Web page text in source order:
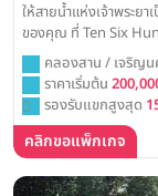
ให้สายน้ำแห่งเจ้าพระย
ของคุณ ที่ Ten Six
ประสบการณ์การจัดงาน
ในสวนสวยริมน้ำ หรือปา
อยู่ตลอดไป
คลองสาน / เจริญ
ราคาเริ่มต้น
รองรับแขกสูงสุด
คลิกขอแพ็กเกจ